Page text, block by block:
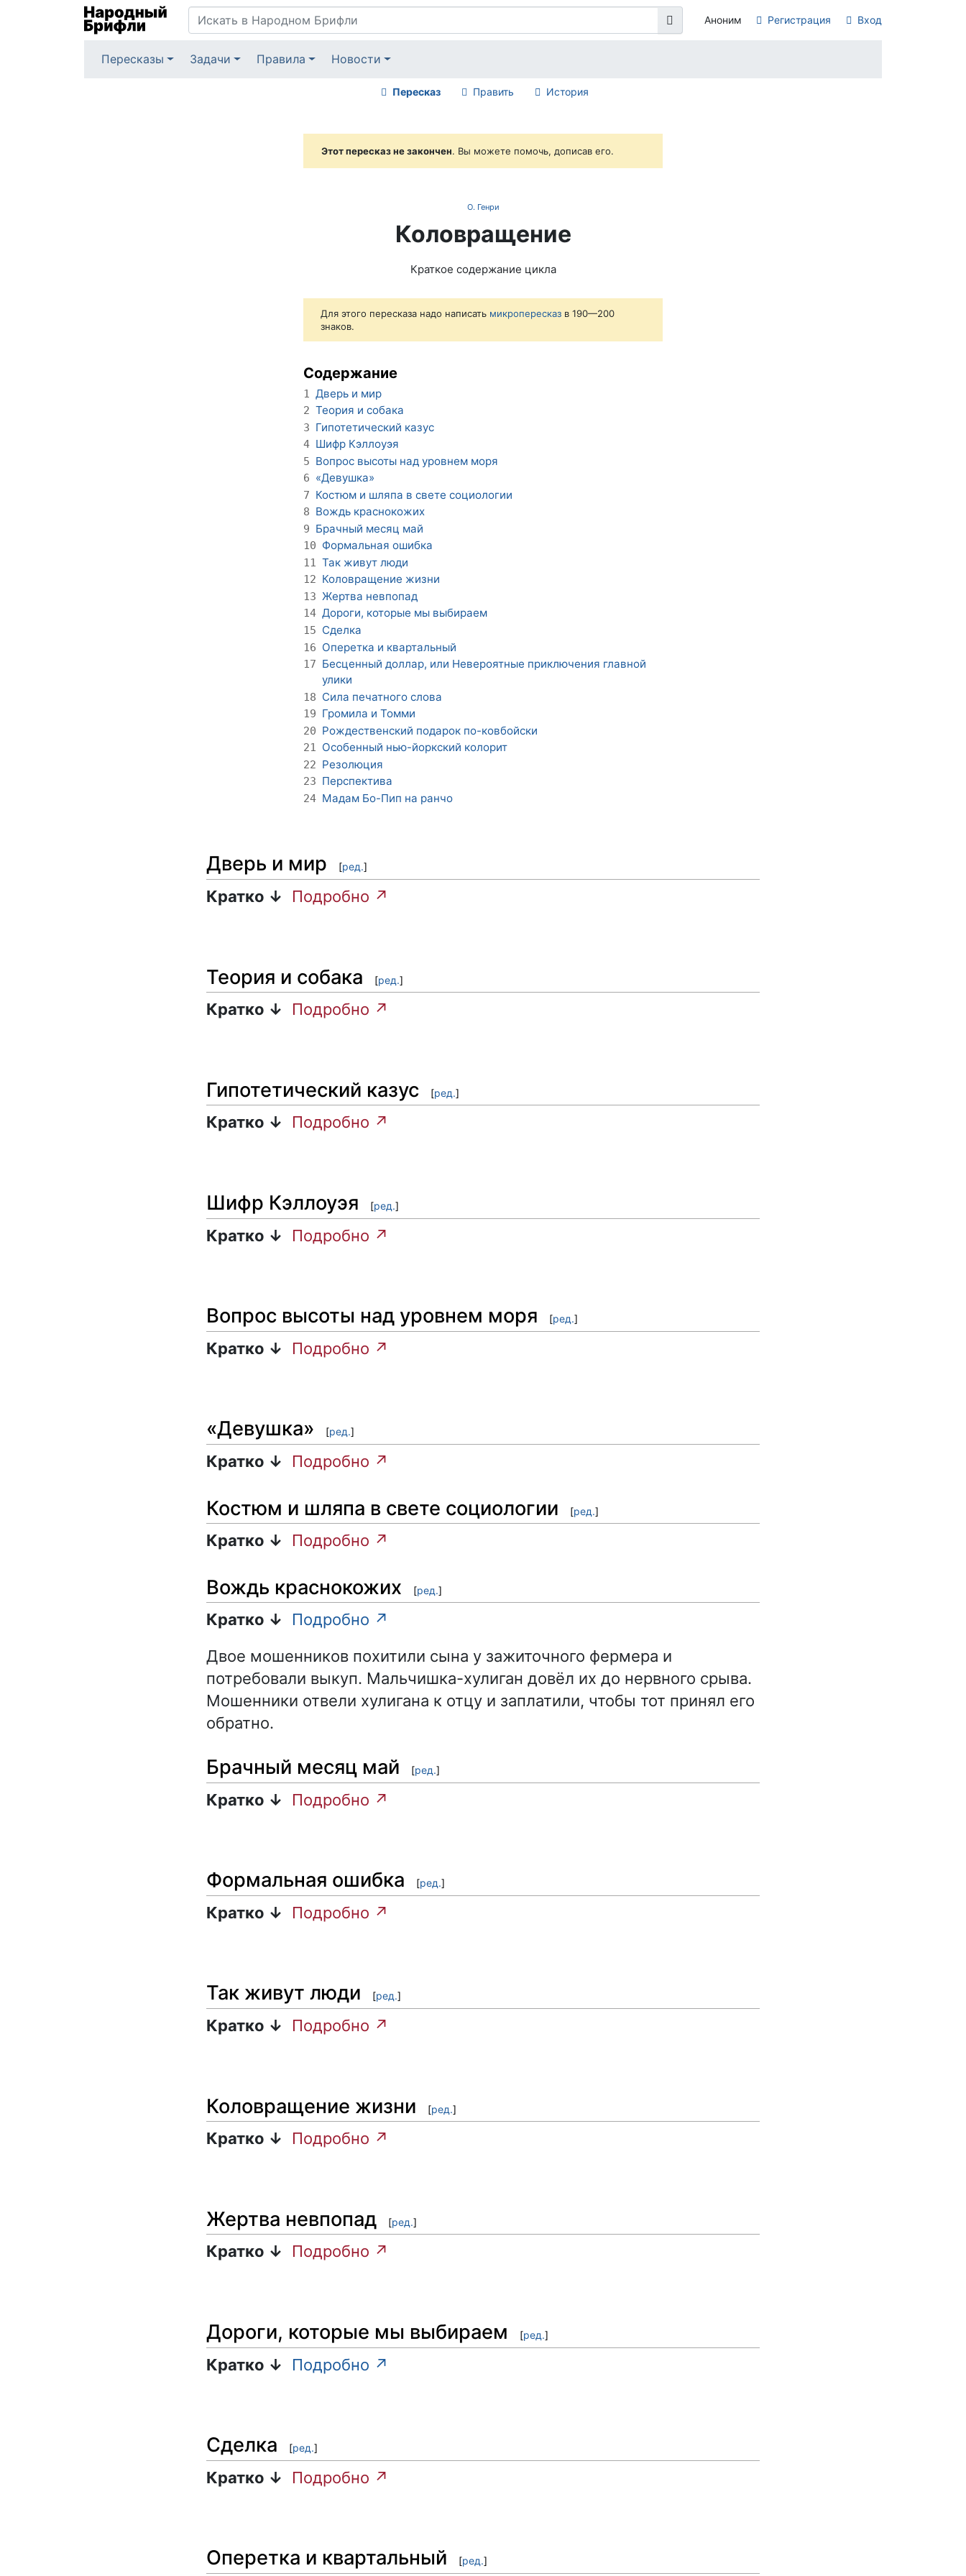
Аноним Регистрация Вход
Пересказы Задачи Правила Новости
Пересказ Править История
Этот пересказ не закончен. Вы можете помочь, дописав его.
О. Генри
Коловращение
Краткое содержание цикла
Для этого пересказа надо написать микропересказ в 190—200
знаков.
Содержание
1 Дверь и мир
2 Теория и собака
3 Гипотетический казус
4 Шифр Кэллоуэя
5 Вопрос высоты над уровнем моря
6 «Девушка»
7 Костюм и шляпа в свете социологии
8 Вождь краснокожих
9 Брачный месяц май
10 Формальная ошибка
11 Так живут люди
12 Коловращение жизни
13 Жертва невпопад
14 Дороги, которые мы выбираем
15 Сделка
16 Оперетка и квартальный
17 Бесценный доллар, или Невероятные приключения главной
улики
18 Сила печатного слова
19 Громила и Томми
20 Рождественский подарок по-ковбойски
21 Особенный нью-йоркский колорит
22 Резолюция
23 Перспектива
24 Мадам Бо-Пип на ранчо
Дверь и мир [ред.]
Кратко ↓ Подробно ↗
Теория и собака [ред.]
Кратко ↓ Подробно ↗
Гипотетический казус [ред.]
Кратко ↓ Подробно ↗
Шифр Кэллоуэя [ред.]
Кратко ↓ Подробно ↗
Вопрос высоты над уровнем моря [ред.]
Кратко ↓ Подробно ↗
«Девушка» [ред.]
Кратко ↓ Подробно ↗
Костюм и шляпа в свете социологии [ред.]
Кратко ↓ Подробно ↗
Вождь краснокожих [ред.]
Кратко ↓
Подробно ↗
Двое мошенников похитили сына у зажиточного фермера и
потребовали выкуп. Мальчишка-хулиган довёл их до нервного срыва.
Мошенники отвели хулигана к отцу и заплатили, чтобы тот принял его
обратно.
Брачный месяц май [ред.]
Кратко ↓ Подробно ↗
Формальная ошибка [ред.]
Кратко ↓ Подробно ↗
Так живут люди [ред.]
Кратко ↓ Подробно ↗
Коловращение жизни [ред.]
Кратко ↓ Подробно ↗
Жертва невпопад [ред.]
Кратко ↓ Подробно ↗
Дороги, которые мы выбираем [ред.]
Кратко ↓ Подробно ↗
Сделка [ред.]
Кратко ↓ Подробно ↗
Оперетка и квартальный [ред.]